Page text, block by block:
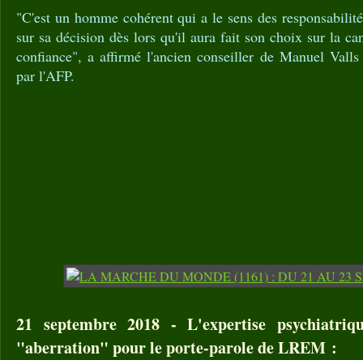
"C'est un homme cohérent qui a le sens des
sur sa décision dès lors qu'il aura fait son choix sur la
confiance", a affirmé l'ancien conseiller de Manuel
par l'AFP.
21 septembre 2018 - L'expertise
"aberration" pour le porte-parole de LREM :